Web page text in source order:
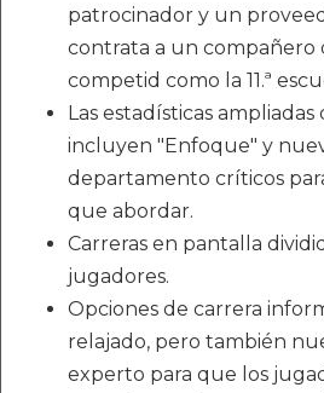
patrocinador y un
contrata a un compañero
competid como la 11.ª
Las estadísticas
incluyen "Enfoque" y
departamento críticos
que abordar.
Carreras en pantalla
jugadores.
Opciones de carrera
relajado, pero también
experto para que los